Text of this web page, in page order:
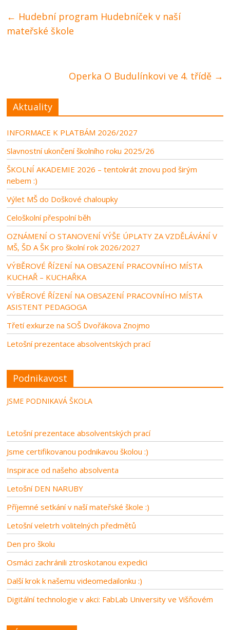
← Hudební program Hudebníček v naší
mateřské škole
Operka O Budulínkovi ve 4. třídě →
Aktuality
INFORMACE K PLATBÁM 2026/2027
Slavnostní ukončení školního roku 2025/26
ŠKOLNÍ AKADEMIE 2026 – tentokrát znovu pod širým
nebem :)
Výlet MŠ do Doškové chaloupky
Celoškolní přespolní běh
OZNÁMENÍ O STANOVENÍ VÝŠE ÚPLATY ZA VZDĚLÁVÁNÍ V
MŠ, ŠD A ŠK pro školní rok 2026/2027
VÝBĚROVÉ ŘÍZENÍ NA OBSAZENÍ PRACOVNÍHO MÍSTA
KUCHAŘ – KUCHAŘKA
VÝBĚROVÉ ŘÍZENÍ NA OBSAZENÍ PRACOVNÍHO MÍSTA
ASISTENT PEDAGOGA
Třetí exkurze na SOŠ Dvořákova Znojmo
Letošní prezentace absolventských prací
Podnikavost
JSME PODNIKAVÁ ŠKOLA
Letošní prezentace absolventských prací
Jsme certifikovanou podnikavou školou :)
Inspirace od našeho absolventa
Letošní DEN NARUBY
Příjemné setkání v naší mateřské škole :)
Letošní veletrh volitelných předmětů
Den pro školu
Osmáci zachránili ztroskotanou expedici
Další krok k našemu videomedailonku :)
Digitální technologie v akci: FabLab University ve Višňovém